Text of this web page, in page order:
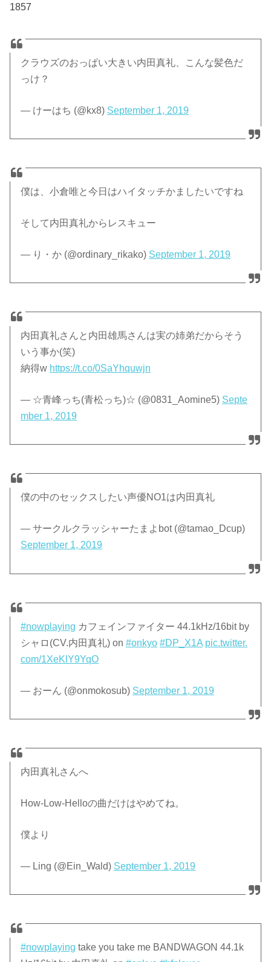
1857
クラウズのおっぱい大きい内田真礼、こんな髪色だ
っけ？
— けーはち (@kx8) September 1, 2019
僕は、小倉唯と今日はハイタッチかましたいですね
そして内田真礼からレスキュー
— り・か (@ordinary_rikako) September 1, 2019
内田真礼さんと内田雄馬さんは実の姉弟だからそう
いう事か(笑)
納得w https://t.co/0SaYhquwjn
— ☆青峰っち(青松っち)☆ (@0831_Aomine5) Septe
mber 1, 2019
僕の中のセックスしたい声優NO1は内田真礼
— サークルクラッシャーたまよbot (@tamao_Dcup)
September 1, 2019
#nowplaying カフェインファイター 44.1kHz/16bit by
シャロ(CV.内田真礼) on#onkyo #DP_X1A pic.twitter.
com/1XeKlY9YqO
— おーん (@onmokosub) September 1, 2019
内田真礼さんへ
How-Low-Helloの曲だけはやめてね。
僕より
— Ling (@Ein_Wald) September 1, 2019
#nowplaying take you take me BANDWAGON 44.1k